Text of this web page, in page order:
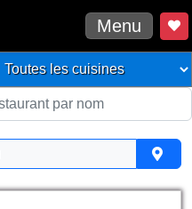
Menu